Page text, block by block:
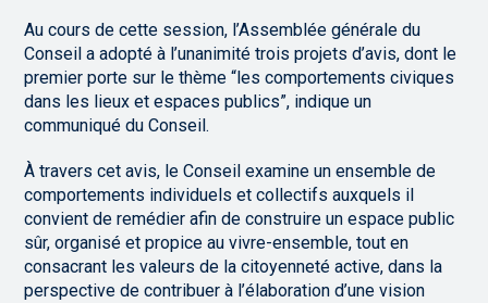
Au cours de cette session, l’Assemblée générale du
Conseil a adopté à l’unanimité trois projets d’avis, dont le
premier porte sur le thème “les comportements civiques
dans les lieux et espaces publics”, indique un
communiqué du Conseil.
À travers cet avis, le Conseil examine un ensemble de
comportements individuels et collectifs auxquels il
convient de remédier afin de construire un espace public
sûr, organisé et propice au vivre-ensemble, tout en
consacrant les valeurs de la citoyenneté active, dans la
perspective de contribuer à l’élaboration d’une vision